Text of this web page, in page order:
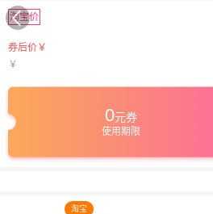
淘宝价
券后价￥
￥
0元券
使用期限
淘宝